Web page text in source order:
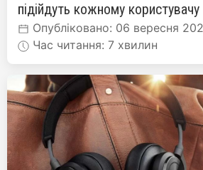
підійдуть кожному користувачу
Опубліковано: 06 вересня
Час читання: 7 хвилин